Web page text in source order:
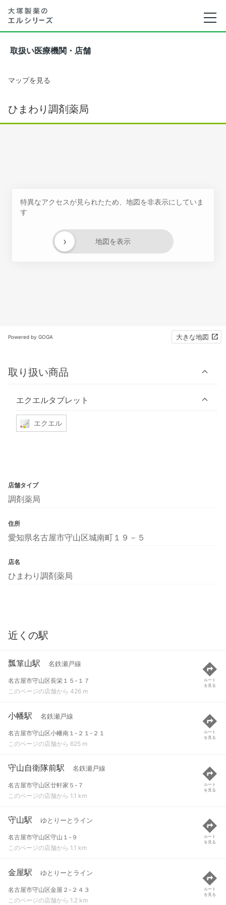
取扱い医療機関・店舗
マップを見る
ひまわり調剤薬局
特異なアクセスが見られたため、地図を非表示にしていま
す
地図を表示
›
Powered by GOGA 大きな地図
取り扱い商品
エクエルタブレット
エクエル
店舗タイプ
調剤薬局
住所
愛知県名古屋市守山区城南町１９－５
店名
ひまわり調剤薬局
近くの駅
瓢箪山駅 名鉄瀬戸線
名古屋市守山区長栄１５-１７
このページの店舗から 426 m
ルート
を見る
小幡駅 名鉄瀬戸線
名古屋市守山区小幡南１-２１-２１
このページの店舗から 625 m
ルート
を見る
守山自衛隊前駅 名鉄瀬戸線
名古屋市守山区廿軒家５-７
このページの店舗から 1.1 km
ルート
を見る
守山駅 ゆとりーとライン
名古屋市守山区守山１-９
このページの店舗から 1.1 km
ルート
を見る
金屋駅 ゆとりーとライン
名古屋市守山区金屋２-２４３
このページの店舗から 1.2 km
ルート
を見る